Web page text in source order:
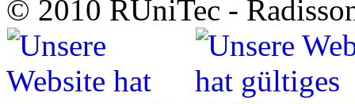
© 2010 RUniTec -